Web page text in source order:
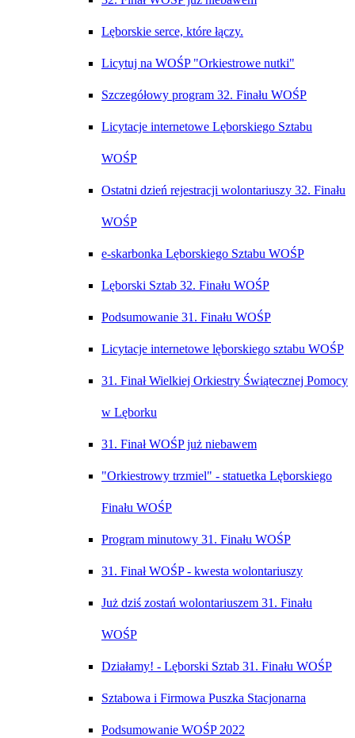
Lęborskie serce, które łączy.
Licytuj na WOŚP "Orkiestrowe nutki"
Szczegółowy program 32. Finału WOŚP
Licytacje internetowe Lęborskiego Sztabu
WOŚP
Ostatni dzień rejestracji wolontariuszy 32. Finału
WOŚP
e-skarbonka Lęborskiego Sztabu WOŚP
Lęborski Sztab 32. Finału WOŚP
Podsumowanie 31. Finału WOŚP
Licytacje internetowe lęborskiego sztabu WOŚP
31. Finał Wielkiej Orkiestry Świątecznej Pomocy
w Lęborku
31. Finał WOŚP już niebawem
"Orkiestrowy trzmiel" - statuetka Lęborskiego
Finału WOŚP
Program minutowy 31. Finału WOŚP
31. Finał WOŚP - kwesta wolontariuszy
Już dziś zostań wolontariuszem 31. Finału
WOŚP
Działamy! - Lęborski Sztab 31. Finału WOŚP
Sztabowa i Firmowa Puszka Stacjonarna
Podsumowanie WOŚP 2022